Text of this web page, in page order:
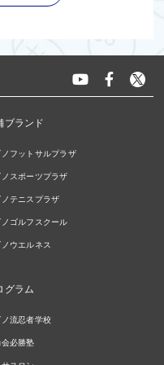
ブランド
ノフットサルプラザ
ノスポーツプラザ
ノテニスプラザ
ノゴルフスクール
ノウエルネス
グラム
ノ流忍者学校
必勝塾